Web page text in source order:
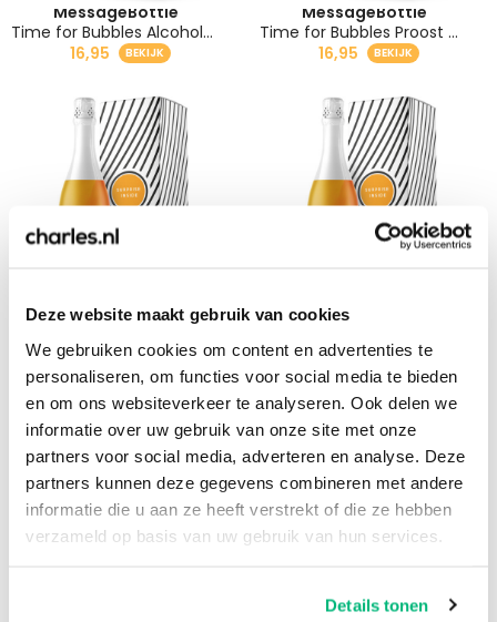
Deze website maakt gebruik van cookies
We gebruiken cookies om content en advertenties te
personaliseren, om functies voor social media te bieden
en om ons websiteverkeer te analyseren. Ook delen we
informatie over uw gebruik van onze site met onze
partners voor social media, adverteren en analyse. Deze
partners kunnen deze gegevens combineren met andere
informatie die u aan ze heeft verstrekt of die ze hebben
verzameld op basis van uw gebruik van hun services.
Details tonen
MessageBottle
Time for Bubbles Alcoholvrij
16,95
MessageBottle
Time for Bubbles Proost Cadeau
16,95
MessageBottle
Happy Birthday Alcoholvrij
16,95
MessageBottle
16,95